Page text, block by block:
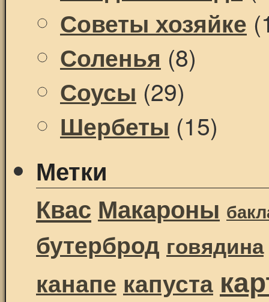
Советы хозяйке
Соленья (8)
Соусы (29)
Шербеты (15)
Метки
Квас Макароны
бутерброд говядина
канапе капуста